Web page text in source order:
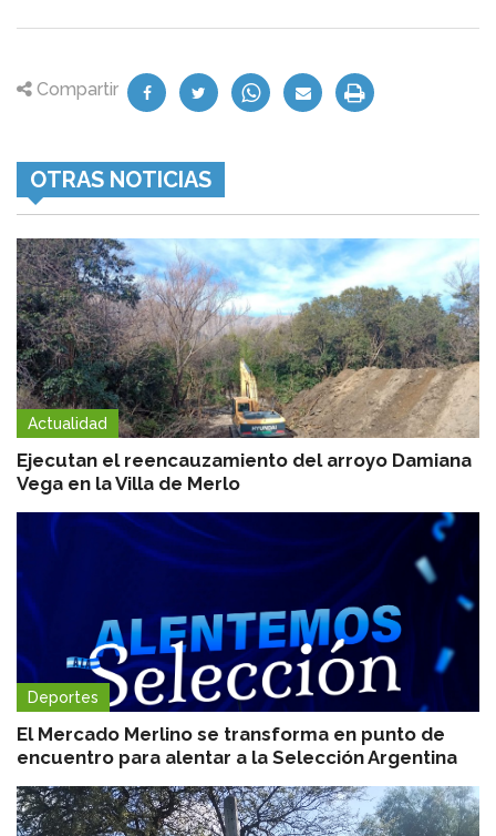
Compartir
OTRAS NOTICIAS
Actualidad
Ejecutan el reencauzamiento del arroyo Damiana
Vega en la Villa de Merlo
Deportes
El Mercado Merlino se transforma en punto de
encuentro para alentar a la Selección Argentina